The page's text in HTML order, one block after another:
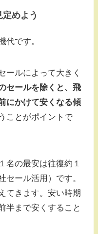
めよう
代です。
ールによって大きく
セールを除くと、飛
にかけて安くなる傾
ことがポイントで
名の最安は往復約１
セール活用）です。
てきます。安い時期
半まで安くすること